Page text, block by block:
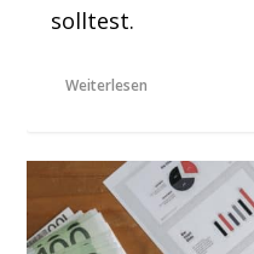
solltest.
Weiterlesen